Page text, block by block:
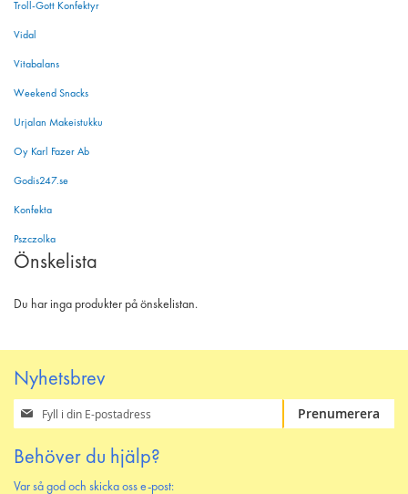
Troll-Gott Konfektyr
Vidal
Vitabalans
Weekend Snacks
Urjalan Makeistukku
Oy Karl Fazer Ab
Godis247.se
Konfekta
Pszczolka
Önskelista
Du har inga produkter på önskelistan.
Nyhetsbrev
Prenumerera
på
nyhetsbrev
Prenumerera
Behöver du hjälp?
Var så god och skicka oss e-post: